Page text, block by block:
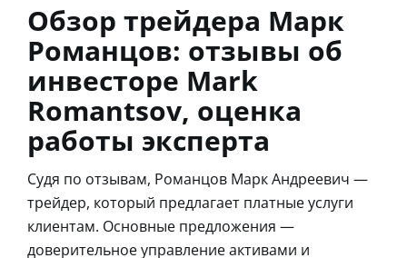
Обзор трейдера Марк
Романцов: отзывы об
инвесторе Mark
Romantsov, оценка
работы эксперта
Судя по отзывам, Романцов Марк Андреевич —
трейдер, который предлагает платные услуги
клиентам. Основные предложения —
доверительное управление активами и